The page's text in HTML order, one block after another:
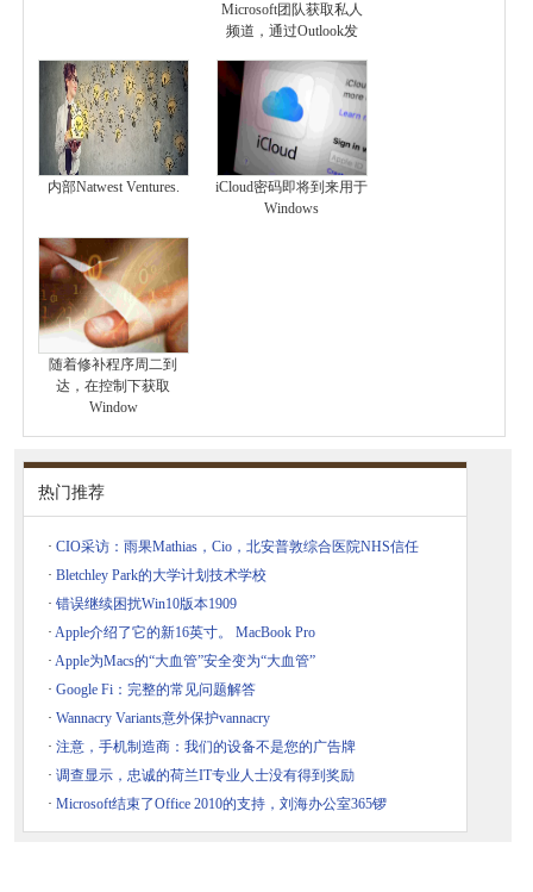
Microsoft团队获取私人
频道，通过Outlook发
内部Natwest Ventures.
iCloud密码即将到来用于
Windows
随着修补程序周二到
达，在控制下获取
Window
热门推荐
· CIO采访：雨果Mathias，Cio，北安普敦综合医院NHS信任
· Bletchley Park的大学计划技术学校
· 错误继续困扰Win10版本1909
· Apple介绍了它的新16英寸。 MacBook Pro
· Apple为Macs的“大血管”安全变为“大血管”
· Google Fi：完整的常见问题解答
· Wannacry Variants意外保护vannacry
· 注意，手机制造商：我们的设备不是您的广告牌
· 调查显示，忠诚的荷兰IT专业人士没有得到奖励
· Microsoft结束了Office 2010的支持，刘海办公室365锣